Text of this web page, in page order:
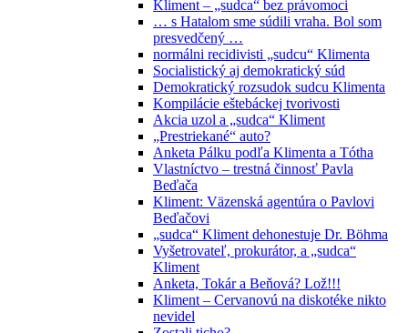
Kliment – „sudca“ bez právomoci
… s Hatalom sme súdili vraha. Bol som
presvedčený …
normálni recidivisti „sudcu“ Klimenta
Socialistický aj demokratický súd
Demokratický rozsudok sudcu Klimenta
Kompilácie eštebáckej tvorivosti
Akcia uzol a „sudca“ Kliment
„Prestriekané“ auto?
Anketa Pálku podľa Klimenta a Tótha
Vlastníctvo – trestná činnosť Pavla
Beďača
Kliment: Väzenská agentúra o Pavlovi
Beďačovi
„sudca“ Kliment dehonestuje Dr. Böhma
Vyšetrovateľ, prokurátor, a „sudca“
Kliment
Anketa, Tokár a Beňová? Lož!!!
Kliment – Cervanovú na diskotéke nikto
nevidel